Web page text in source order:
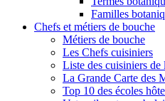
Familles
Chefs et métiers de bouche
Métiers de bouche
Les Chefs cuisiniers
Liste des cuisiniers
La Grande Carte des
Top 10 des écoles